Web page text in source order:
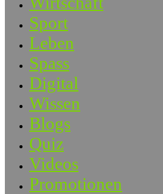
Sport
Leben
Spass
Digital
Wissen
Blogs
Quiz
Videos
Promotionen